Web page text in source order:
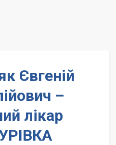
Євгеній
–
лікар